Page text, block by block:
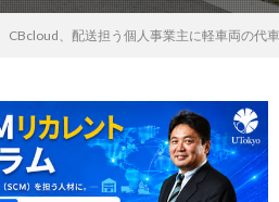
CBcloud、配送担う個人事業主に軽車両の代